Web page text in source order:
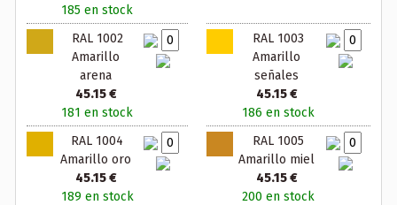
185 en stock
RAL 1002
Amarillo
arena
45.15 €
181 en stock
RAL 1003
Amarillo
señales
45.15 €
186 en stock
RAL 1004
Amarillo oro
45.15 €
189 en stock
RAL 1005
Amarillo miel
45.15 €
200 en stock